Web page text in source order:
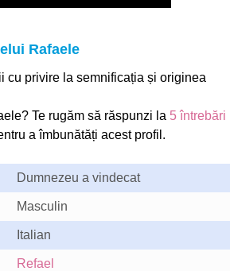
Rafaele
cu privire la semnificația și originea
Te rugăm să răspunzi la 5 întrebări
a îmbunătăți acest profil.
Dumnezeu a vindecat
Masculin
Italian
Refael